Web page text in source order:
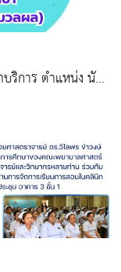
หน่ง นัก
ล)